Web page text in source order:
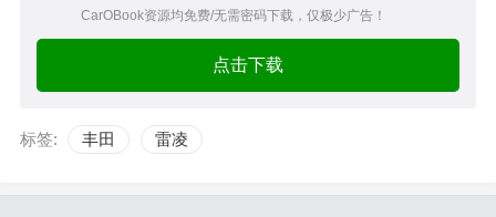
CarOBook资源均免费/无需密码下载，仅极少广告！
点击下载
标签: 丰田 雷凌